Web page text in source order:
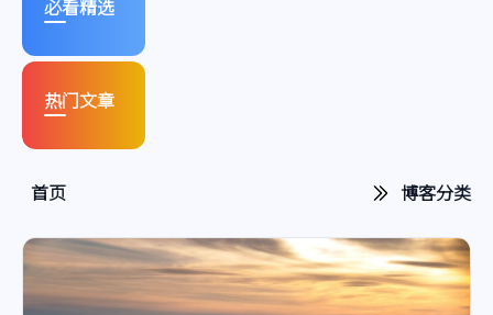
必看精选
热门文章
首页 博客分类